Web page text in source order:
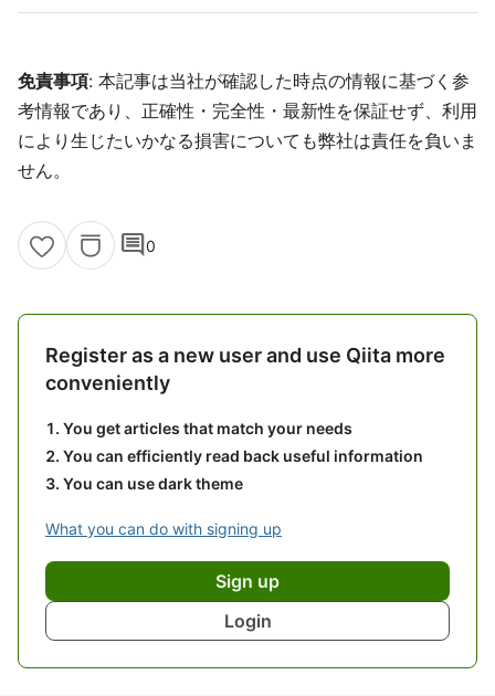
免責事項: 本記事は当社が確認した時点の情報に基づく参
考情報であり、正確性・完全性・最新性を保証せず、利用
により生じたいかなる損害についても弊社は責任を負いま
せん。
comment0
Register as a new user and use Qiita more
conveniently
You get articles that match your needs
You can efficiently read back useful information
You can use dark theme
What you can do with signing up
Sign up
Login